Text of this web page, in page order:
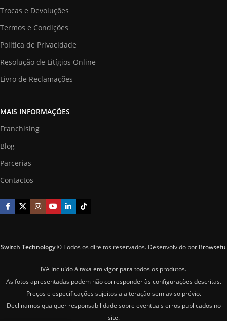
Trocas e Devoluções
Termos e Condições
Politica de Privacidade
Resolução de Litígios Online
Livro de Reclamações
MAIS INFORMAÇÕES
Franchising
Blog
Parcerias
Contactos
Switch Technology© Todos os direitos reservados. Desenvolvido por Browseful
IVA Incluído à taxa em vigor para todos os produtos.
As fotos apresentadas podem não corresponder às configurações descritas.
Preços e especificações sujeitos a alteração sem aviso prévio.
Declinamos qualquer responsabilidade sobre eventuais erros publicados no
site.